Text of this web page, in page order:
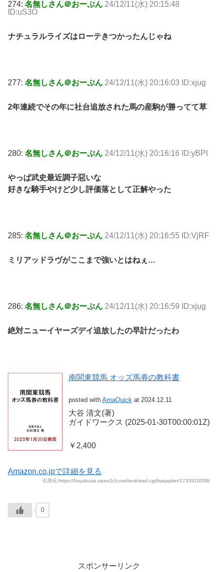
274: 名無しさん＠おーぷん 24/12/11(水) 20:15:48
ID:uS3O
ナチュラルライズはローテきつかったんじゃね
277: 名無しさん＠おーぷん 24/12/11(水) 20:16:03 ID:xjug
2年連続でその年に社台追放された馬の産駒が勝ってて草
280: 名無しさん＠おーぷん 24/12/11(水) 20:16:16 ID:yBPI
やっぱ武史最近調子惡いな
好きな騎手やけど少し評価落として正解やった
285: 名無しさん＠おーぷん 24/12/11(水) 20:16:55 ID:VjRF
ミリアッドラヴがここまで強いとはねぇ…
286: 名無しさん＠おーぷん 24/12/11(水) 20:16:59 ID:xjug
絶対ニューイヤーズデイ追放したの早計だったわ
南関東競馬 オッズ馬券の教科書
posted with AmaQuick at 2024.12.11
大谷 清文(著)
ガイドワークス (2025-01-30T00:00:01Z)
￥2,400
Amazon.co.jpで詳細を見る
引用元:https://hayabusa.open2ch.net/test/read.cgi/livejupiter/1733910358/
0
スポンサーリンク